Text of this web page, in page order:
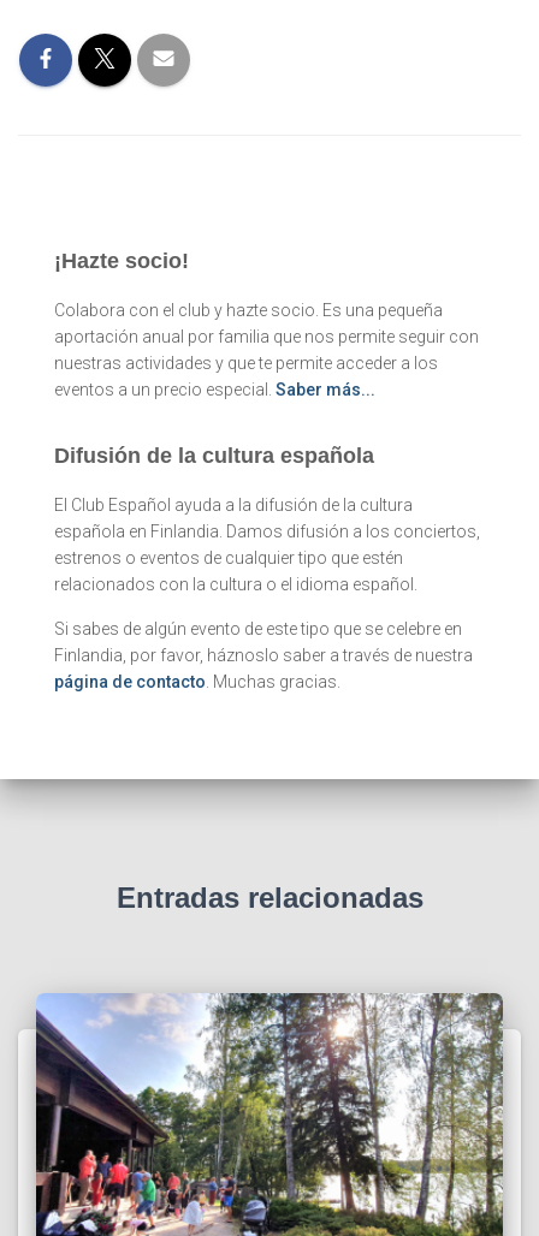
¡Hazte socio!
Colabora con el club y hazte socio. Es una pequeña
aportación anual por familia que nos permite seguir con
nuestras actividades y que te permite acceder a los
eventos a un precio especial. Saber más...
Difusión de la cultura española
El Club Español ayuda a la difusión de la cultura
española en Finlandia. Damos difusión a los conciertos,
estrenos o eventos de cualquier tipo que estén
relacionados con la cultura o el idioma español.
Si sabes de algún evento de este tipo que se celebre en
Finlandia, por favor, háznoslo saber a través de nuestra
página de contacto . Muchas gracias.
Entradas relacionadas